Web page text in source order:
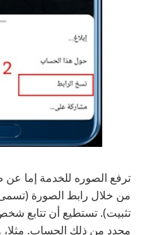
ترفع الصوره للخدمة إما